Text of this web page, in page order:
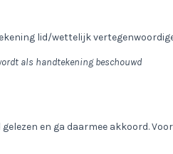
lid/wettelijk
als handtekening beschouwd
en ga daarmee akkoord.